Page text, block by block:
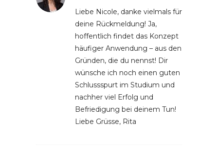
Liebe Nicole, danke vielmals für
deine Rückmeldung! Ja,
hoffentlich findet das Konzept
häufiger Anwendung – aus den
Gründen, die du nennst! Dir
wünsche ich noch einen guten
Schlussspurt im Studium und
nachher viel Erfolg und
Befriedigung bei deinem Tun!
Liebe Grüsse, Rita